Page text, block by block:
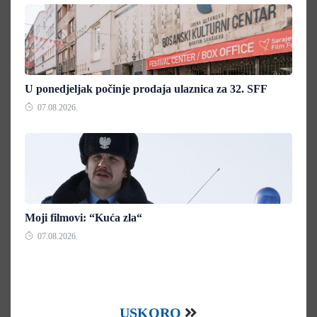
U ponedjeljak počinje prodaja ulaznica za 32. SFF
07.08.2026.
Moji filmovi: “Kuća zla“
07.08.2026.
USKORO